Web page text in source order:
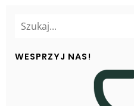
WESPRZYJ NAS!